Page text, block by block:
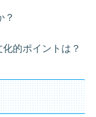
？
的ポイントは？